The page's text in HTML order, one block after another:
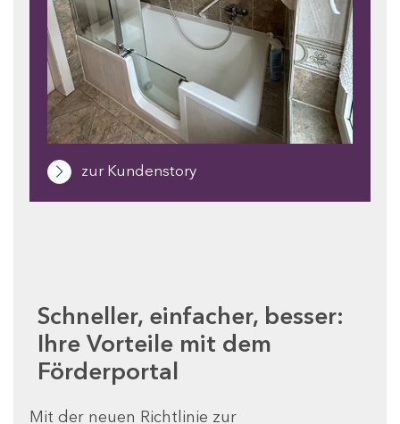
zur Kundenstory
Schneller, einfacher, besser:
Ihre Vorteile mit dem
Förderportal
Mit der neuen Richtlinie zur